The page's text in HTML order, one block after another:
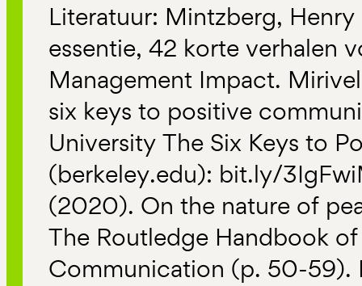
Literatuur: Mintzberg,
essentie, 42 korte verhalen
Management Impact.
six keys to positive
University The Six Keys to
(berkeley.edu): bit.ly/
(2020). On the nature of
The Routledge Handbook
Communication (p. 50-59).